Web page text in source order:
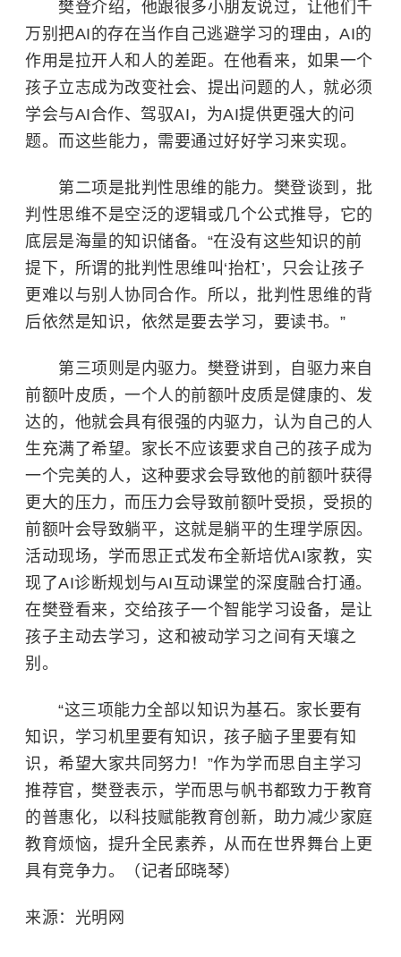
樊登介绍，他跟很多小朋友说过，让他们千
万别把AI的存在当作自己逃避学习的理由，AI的
作用是拉开人和人的差距。在他看来，如果一个
孩子立志成为改变社会、提出问题的人，就必须
学会与AI合作、驾驭AI，为AI提供更强大的问
题。而这些能力，需要通过好好学习来实现。
第二项是批判性思维的能力。樊登谈到，批
判性思维不是空泛的逻辑或几个公式推导，它的
底层是海量的知识储备。“在没有这些知识的前
提下，所谓的批判性思维叫‘抬杠’，只会让孩子
更难以与别人协同合作。所以，批判性思维的背
后依然是知识，依然是要去学习，要读书。”
第三项则是内驱力。樊登讲到，自驱力来自
前额叶皮质，一个人的前额叶皮质是健康的、发
达的，他就会具有很强的内驱力，认为自己的人
生充满了希望。家长不应该要求自己的孩子成为
一个完美的人，这种要求会导致他的前额叶获得
更大的压力，而压力会导致前额叶受损，受损的
前额叶会导致躺平，这就是躺平的生理学原因。
活动现场，学而思正式发布全新培优AI家教，实
现了AI诊断规划与AI互动课堂的深度融合打通。
在樊登看来，交给孩子一个智能学习设备，是让
孩子主动去学习，这和被动学习之间有天壤之
别。
“这三项能力全部以知识为基石。家长要有
知识，学习机里要有知识，孩子脑子里要有知
识，希望大家共同努力！”作为学而思自主学习
推荐官，樊登表示，学而思与帆书都致力于教育
的普惠化，以科技赋能教育创新，助力减少家庭
教育烦恼，提升全民素养，从而在世界舞台上更
具有竞争力。（记者邱晓琴）
来源：光明网